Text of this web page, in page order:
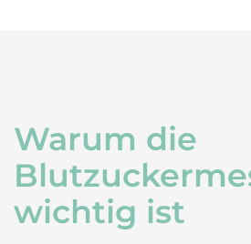
Warum die
wichtig ist